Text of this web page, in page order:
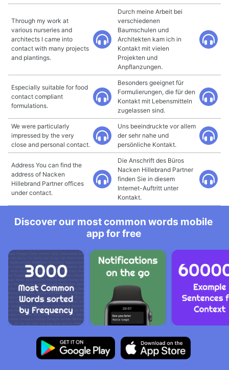
Through my work at
various nurseries and
architects I came into
contact with many projects
and plantings.
Durch meine Arbeit bei
verschiedenen
Baumschulen und
Architekten kam ich in
Kontakt mit vielen
Projekten und
Anpflanzungen.
Especially suitable for food
contact compliant
formulations.
Besonders geeignet für
Formulierungen, die für den
Kontakt mit Lebensmitteln
zugelassen sind.
We were particularly
impressed by the very
close and personal contact.
Uns beeindruckte vor allem
der sehr nahe und
persönliche Kontakt.
Address You can find the
address of Nacken
Hillebrand Partner offices
under contact.
Die Anschrift des Büros
Nacken Hillebrand Partner
finden Sie in diesem
Internet-Auftritt unter
Kontakt.
Discover our most common words mobile
app for free